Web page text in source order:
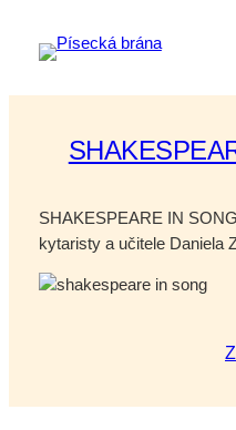
SHAKESPEARE IN
kytaristy a učitele Daniela